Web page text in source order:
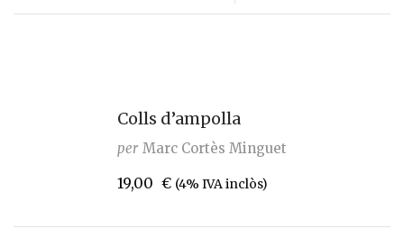
Colls d’ampolla
per Marc Cortès Minguet
19,00 € (4% IVA inclòs)